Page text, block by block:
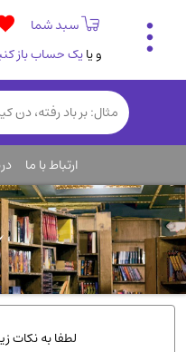
سبد شما
و یایک حساب باز
تاریخی و فرهنگی
(838)
رمان و داستان ایرانی(307)
روانشناسی(357)
انگلیسی و زبان خارجی(14)
کودکان و نوجوانان(76)
کتب نادر و کمیاب(19)
روانشناسی(112)
طب گیاهی و سنتی(45)
ارتباط با ما
لطفا به نکات